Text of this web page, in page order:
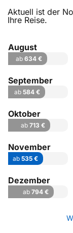
Aktuell ist der
Ihre Reise.
August
ab 634 €
September
ab 584 €
Oktober
ab713 €
November
ab 535 €
Dezember
ab 794 €